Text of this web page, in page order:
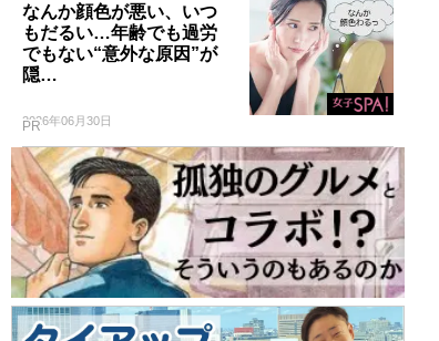
なんか顔色が悪い、いつ
もだるい…年齢でも過労
でもない“意外な原因”が
隠…
2026年06月30日
PR